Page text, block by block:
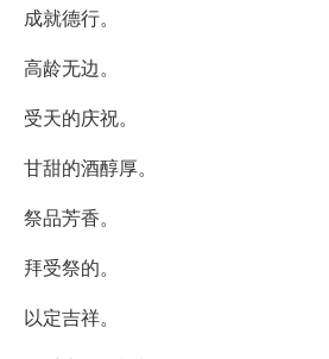
成就德行。
高龄无边。
受天的庆祝。
甘甜的酒醇厚。
祭品芳香。
拜受祭的。
以定吉祥。